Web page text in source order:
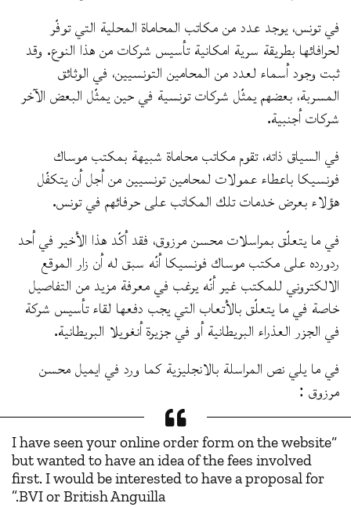
في تونس، يوجد عدد من مكاتب المحاماة المحلية التي توفّر
لحرافائها بطريقة سرية امكانية تأسيس شركات من هذا النوع. وقد
ثبت وجود أسماء لعدد من المحامين التونسيين، في الوثائق
المسربة، بعضهم يمثّل شركات تونسية في حين يمثّل البعض الآخر
شركات أجنبية.
في السياق ذاته، تقوم مكاتب محاماة شبيهة بمكتب موساك
فونسيكا باعطاء عمولات لمحامين تونسيين من أجل أن يتكفّل
هؤلاء بعرض خدمات تلك المكاتب على حرفائهم في تونس.
في ما يتعلّق بمراسلات محسن مرزوق، فقد أكّد هذا الأخير في أحد
ردورده على مكتب موساك فونسيكا أنّه سبق له أن زار الموقع
الالكتروني للمكتب غير أنّه يرغب في معرفة مزيد من التفاصيل
خاصة في ما يتعلّق بالأتعاب التي يجب دفعها لقاء تأسيس شركة
في الجزر العذراء البريطانية أو في جزيرة أنغويلا البريطانية.
في ما يلي نص المراسلة بالانجليزية كما ورد في ايميل محسن
مرزوق :
“I have seen your online order form on the website
but wanted to have an idea of the fees involved
first. I would be interested to have a proposal for
BVI or British Anguilla.”